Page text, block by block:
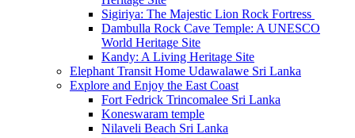
Sigiriya: The Majestic Lion Rock Fortress
Dambulla Rock Cave Temple: A UNESCO
World Heritage Site
Kandy: A Living Heritage Site
Elephant Transit Home Udawalawe Sri Lanka
Explore and Enjoy the East Coast
Fort Fedrick Trincomalee Sri Lanka
Koneswaram temple
Nilaveli Beach Sri Lanka